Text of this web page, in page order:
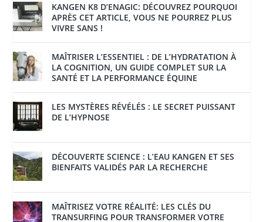
KANGEN K8 D’ENAGIC: DÉCOUVREZ POURQUOI
APRÈS CET ARTICLE, VOUS NE POURREZ PLUS
VIVRE SANS !
MAÎTRISER L’ESSENTIEL : DE L’HYDRATATION À
LA COGNITION, UN GUIDE COMPLET SUR LA
SANTÉ ET LA PERFORMANCE ÉQUINE
LES MYSTÈRES RÉVÉLÉS : LE SECRET PUISSANT
DE L’HYPNOSE
DÉCOUVERTE SCIENCE : L’EAU KANGEN ET SES
BIENFAITS VALIDÉS PAR LA RECHERCHE
MAÎTRISEZ VOTRE RÉALITÉ: LES CLÉS DU
TRANSURFING POUR TRANSFORMER VOTRE